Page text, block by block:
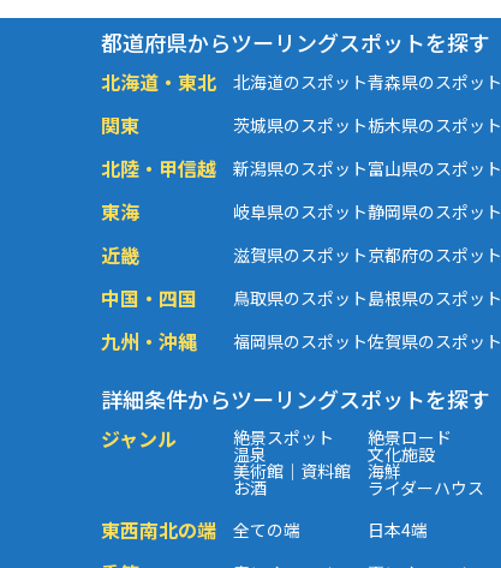
都道府県からツーリングスポットを探す
北海道・東北 北海道のスポット青森県のスポット
関東 茨城県のスポット栃木県のスポット
北陸・甲信越 新潟県のスポット富山県のスポット
東海 岐阜県のスポット静岡県のスポット
近畿 滋賀県のスポット京都府のスポット
中国・四国 鳥取県のスポット島根県のスポット
九州・沖縄 福岡県のスポット佐賀県のスポット
詳細条件からツーリングスポットを探す
ジャンル 絶景スポット 絶景ロード
温泉 文化施設
美術館｜資料館 海鮮
お酒 ライダーハウス
東西南北の端 全ての端 日本4端